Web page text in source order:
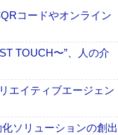
コードやオンライン
TOUCH〜”、人の介
エイティブエージェン
ソリューションの創出